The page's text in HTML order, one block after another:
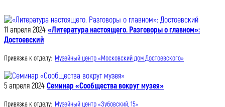
11 апреля 2024 «Литература настоящего. Разговоры о главном»:
Достоевский
Привязка к отделу: Музейный центр «Московский дом Достоевского»
5 апреля 2024 Семинар «Сообщества вокруг музея»
Привязка к отделу: Музейный центр «Зубовский, 15»